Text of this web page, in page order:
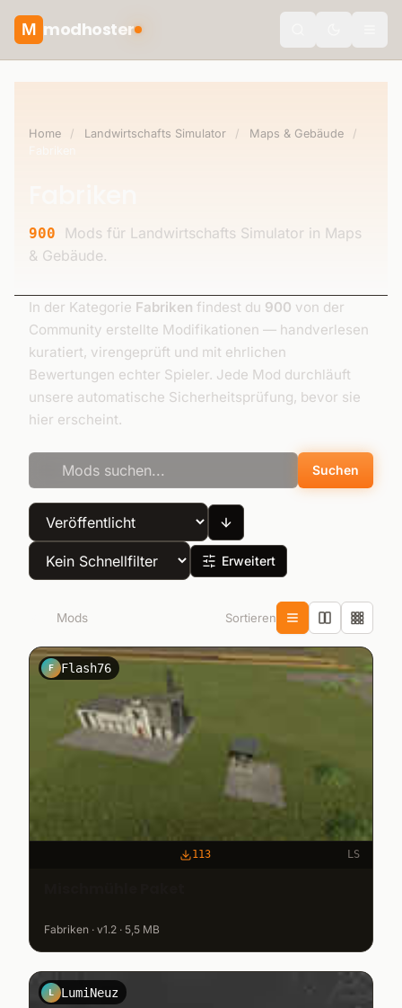
M modhoster
Home / Landwirtschafts Simulator / Maps & Gebäude
/
900
Mods für Landwirtschafts Simulator in Maps
& Gebäude.
In der Kategorie Fabriken findest du 900 von der
Community erstellte Modifikationen — handverlesen
kuratiert, virengeprüft und mit ehrlichen
Bewertungen echter Spieler. Jede Mod durchläuft
unsere automatische Sicherheitsprüfung, bevor sie
hier erscheint.
Suchen
Erweitert
Mods Sortieren
F Flash76
113 LS
Fabriken · v1.2 · 5,5 MB
L LumiNeuz